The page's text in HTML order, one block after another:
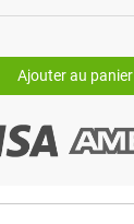
Ajouter au panier